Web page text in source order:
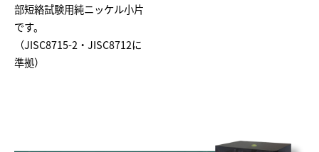
部短絡試験用純ニッケル小片
です。
（JISC8715-2・JISC8712に
準拠）